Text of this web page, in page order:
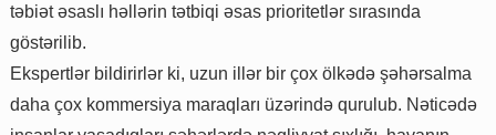
təbiət əsaslı həllərin tətbiqi əsas prioritetlər sırasında
göstərilib.
Ekspertlər bildirirlər ki, uzun illər bir çox ölkədə şəhərsalma
daha çox kommersiya maraqları üzərində qurulub. Nəticədə